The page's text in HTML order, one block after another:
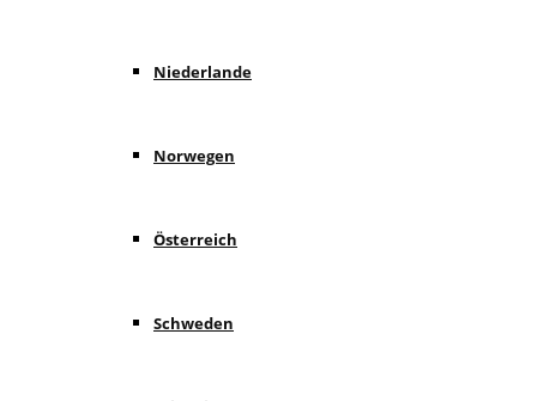
Niederlande
Norwegen
Österreich
Schweden